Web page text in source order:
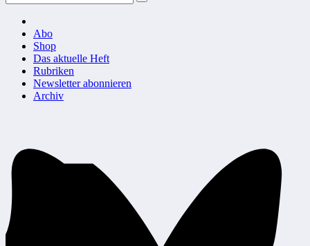
Abo
Shop
Das aktuelle Heft
Rubriken
Newsletter abonnieren
Archiv